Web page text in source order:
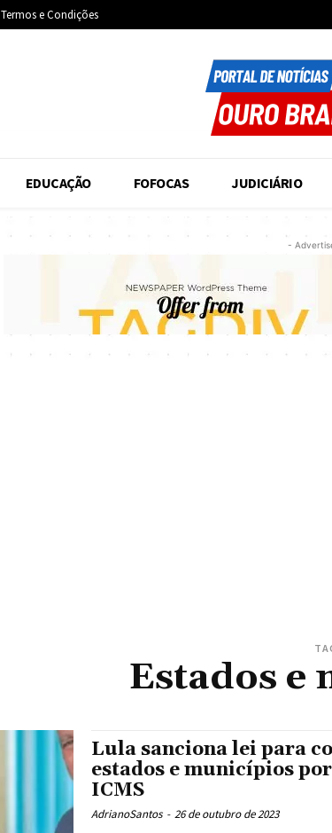
Termos e Condições
EDUCAÇÃO FOFOCAS JUDICIÁRIO
-
Estados e
Lula sanciona lei para
estados e municípios
ICMS
AdrianoSantos - 26 de outubro de 2023